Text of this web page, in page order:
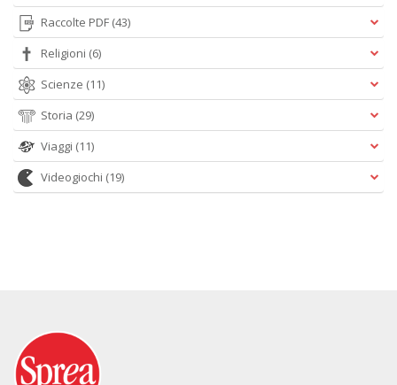
Raccolte PDF (43)
Religioni (6)
Scienze (11)
Storia (29)
Viaggi (11)
Videogiochi (19)